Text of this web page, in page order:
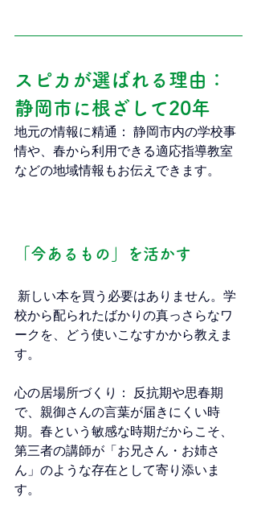
スピカが選ばれる理由：
静岡市に根ざして20年
地元の情報に精通： 静岡市内の学校事
情や、春から利用できる適応指導教室
などの地域情報もお伝えできます。
「今あるもの」を活かす
校から配られたばかりの真っさらなワ
ークを、どう使いこなすかから教えま
す。
心の居場所づくり： 反抗期や思春期
で、親御さんの言葉が届きにくい時
期。春という敏感な時期だからこそ、
第三者の講師が「お兄さん・お姉さ
ん」のような存在として寄り添いま
す。